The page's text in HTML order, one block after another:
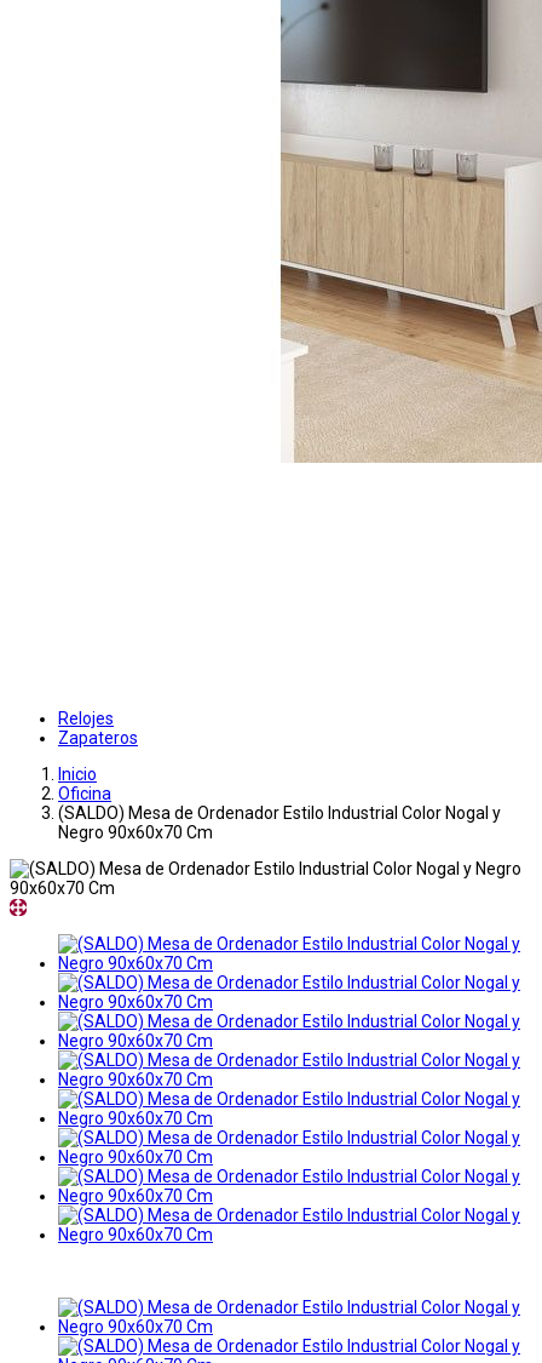
Relojes
Zapateros
Inicio
Oficina
(SALDO) Mesa de Ordenador Estilo Industrial Color Nogal y
Negro 90x60x70 Cm